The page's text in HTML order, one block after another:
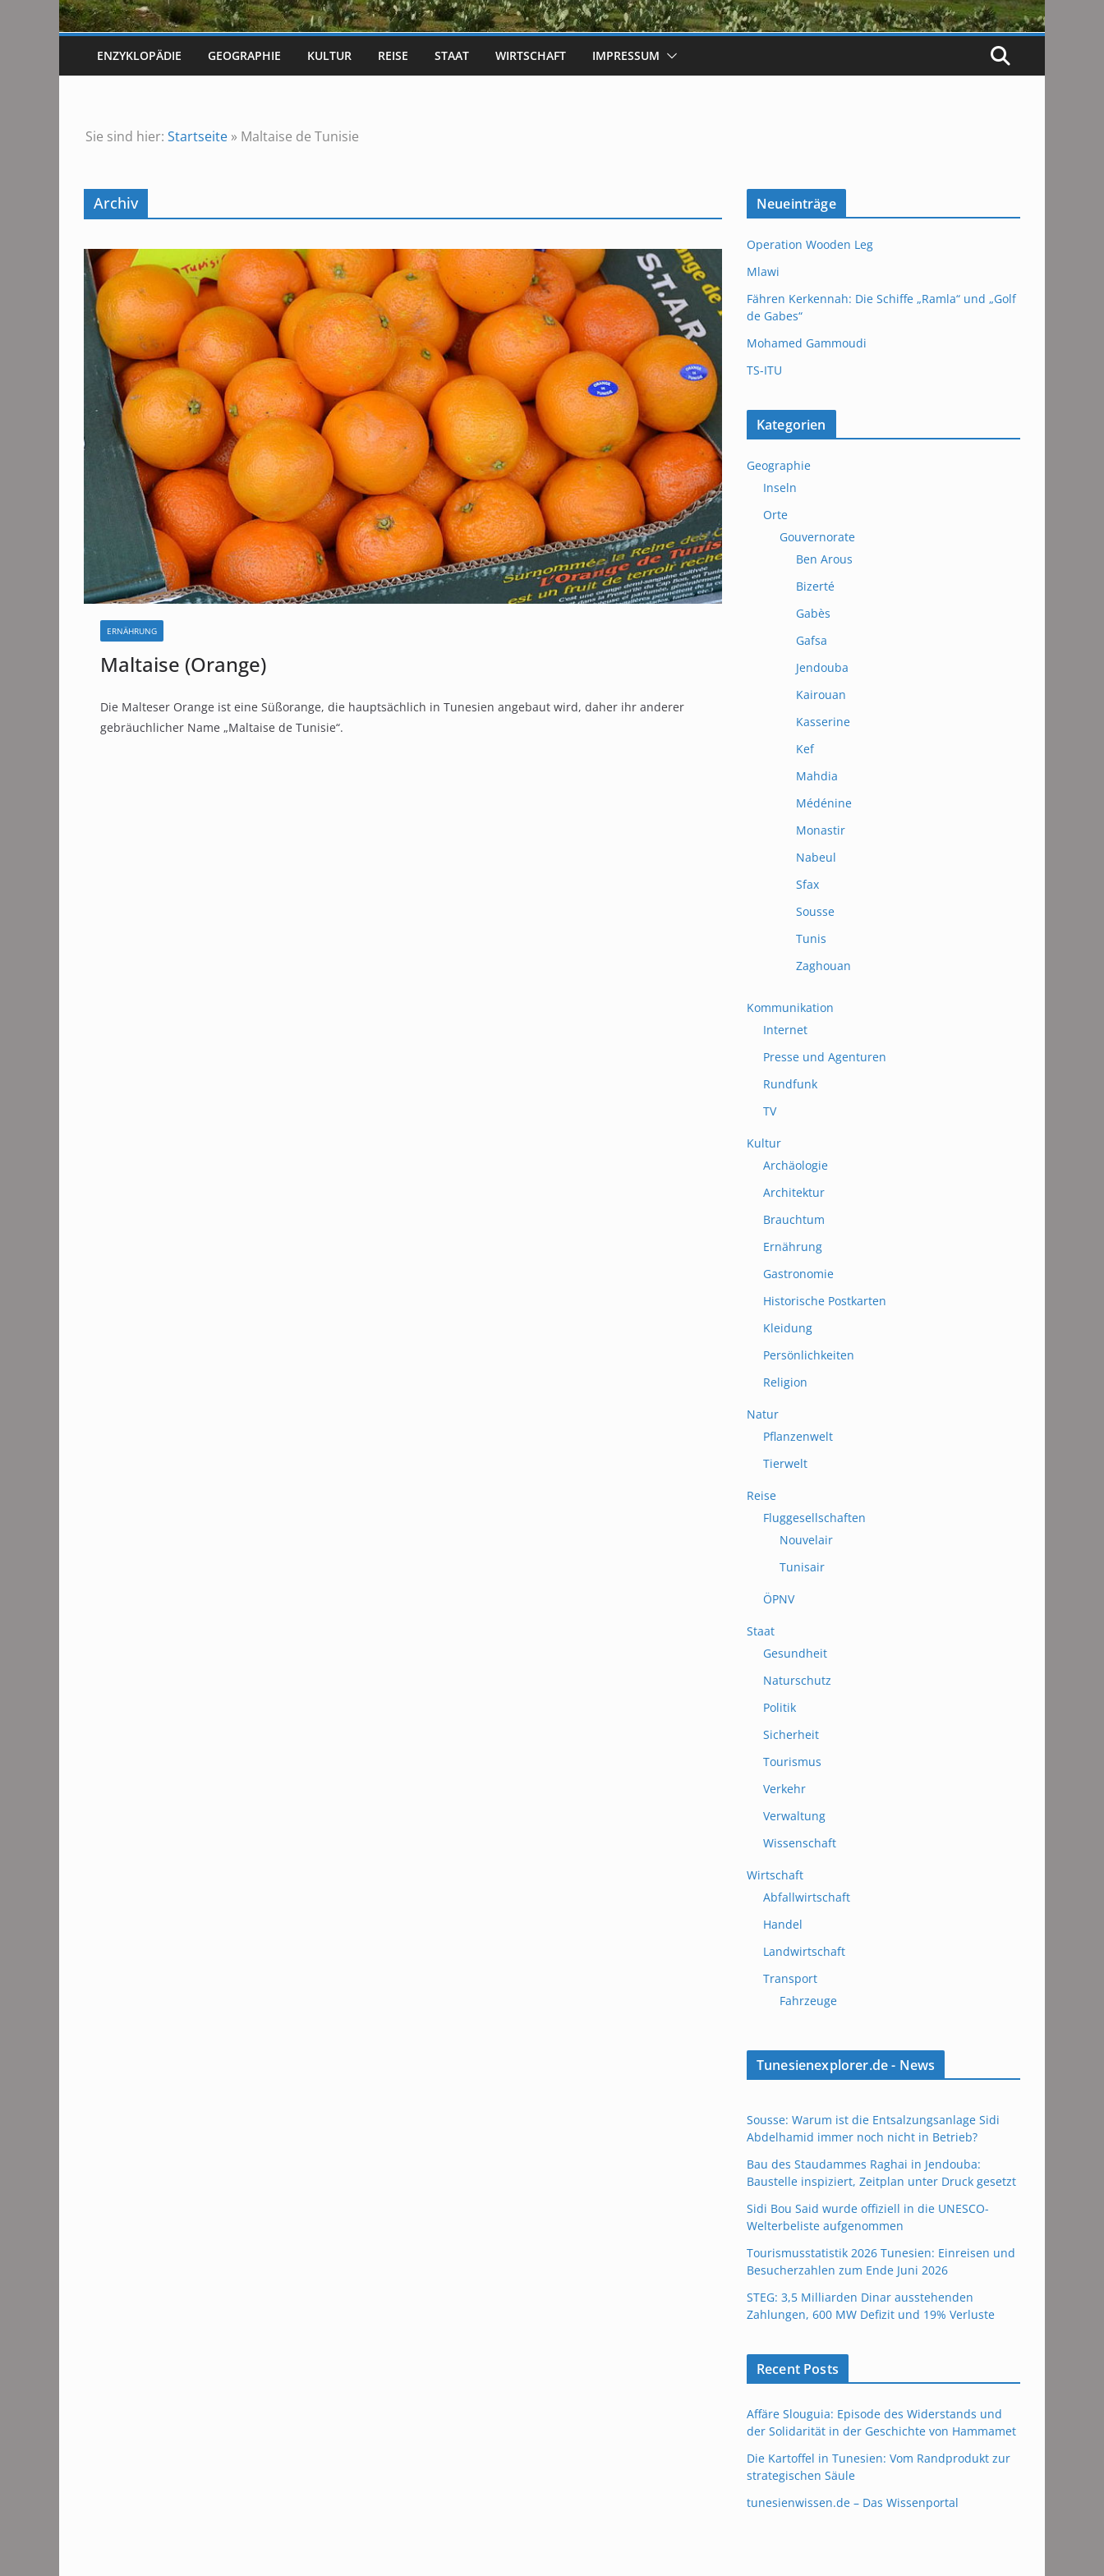
ENZYKLOPÄDIE GEOGRAPHIE KULTUR REISE STAAT WIRTSCHAFT IMPRESSUM
Sie sind hier: Startseite » Maltaise de Tunisie
Archiv
ERNÄHRUNG
Maltaise (Orange)
Die Malteser Orange ist eine Süßorange, die hauptsächlich in Tunesien angebaut wird, daher ihr anderer
gebräuchlicher Name „Maltaise de Tunisie“.
Neueinträge
Operation Wooden Leg
Mlawi
Fähren Kerkennah: Die Schiffe „Ramla“ und „Golf
de Gabes“
Mohamed Gammoudi
TS-ITU
Kategorien
Geographie
Inseln
Orte
Gouvernorate
Ben Arous
Bizerté
Gabès
Gafsa
Jendouba
Kairouan
Kasserine
Kef
Mahdia
Médénine
Monastir
Nabeul
Sfax
Sousse
Tunis
Zaghouan
Kommunikation
Internet
Presse und Agenturen
Rundfunk
TV
Kultur
Archäologie
Architektur
Brauchtum
Ernährung
Gastronomie
Historische Postkarten
Kleidung
Persönlichkeiten
Religion
Natur
Pflanzenwelt
Tierwelt
Reise
Fluggesellschaften
Nouvelair
Tunisair
ÖPNV
Staat
Gesundheit
Naturschutz
Politik
Sicherheit
Tourismus
Verkehr
Verwaltung
Wissenschaft
Wirtschaft
Abfallwirtschaft
Handel
Landwirtschaft
Transport
Fahrzeuge
Tunesienexplorer.de - News
Sousse: Warum ist die Entsalzungsanlage Sidi
Abdelhamid immer noch nicht in Betrieb?
Bau des Staudammes Raghai in Jendouba:
Baustelle inspiziert, Zeitplan unter Druck gesetzt
Sidi Bou Said wurde offiziell in die UNESCO-
Welterbeliste aufgenommen
Tourismusstatistik 2026 Tunesien: Einreisen und
Besucherzahlen zum Ende Juni 2026
STEG: 3,5 Milliarden Dinar ausstehenden
Zahlungen, 600 MW Defizit und 19% Verluste
Recent Posts
Affäre Slouguia: Episode des Widerstands und
der Solidarität in der Geschichte von Hammamet
Die Kartoffel in Tunesien: Vom Randprodukt zur
strategischen Säule
tunesienwissen.de – Das Wissenportal